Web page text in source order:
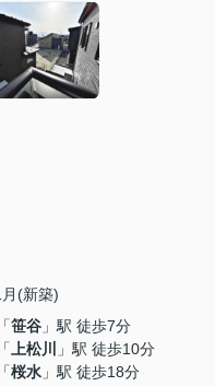
(新築)
「笹谷 」駅 徒歩7分
「 上松川
」駅 徒歩10分
「桜水 」駅 徒歩18分